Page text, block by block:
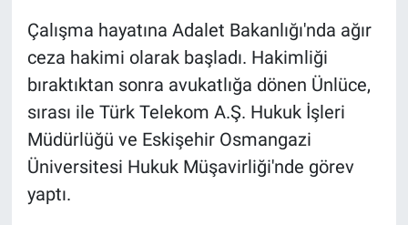
Çalışma hayatına Adalet Bakanlığı'nda ağır
ceza hakimi olarak başladı. Hakimliği
bıraktıktan sonra avukatlığa dönen Ünlüce,
sırası ile Türk Telekom A.Ş. Hukuk İşleri
Müdürlüğü ve Eskişehir Osmangazi
Üniversitesi Hukuk Müşavirliği'nde görev
yaptı.
Gezi
Genel
Yerel